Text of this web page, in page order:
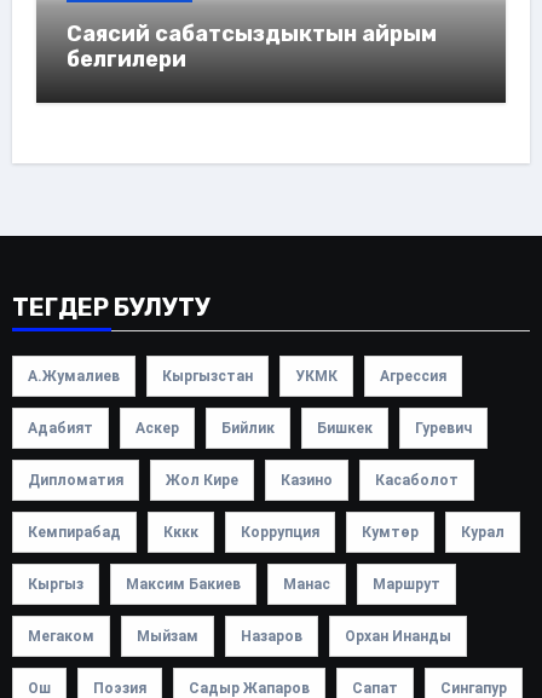
Саясий сабатсыздыктын айрым
белгилери
ТЕГДЕР БУЛУТУ
А.Жумалиев Кыргызстан УКМК Агрессия
Адабият Аскер Бийлик Бишкек Гуревич
Дипломатия Жол Кире Казино Касаболот
Кемпирабад Кккк Коррупция Кумтөр Курал
Кыргыз Максим Бакиев Манас Маршрут
Мегаком Мыйзам Назаров Орхан Инанды
Ош Поэзия Садыр Жапаров Сапат Сингапур